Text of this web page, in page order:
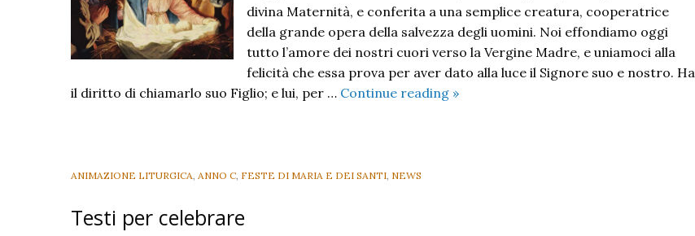
divina Maternità, e conferita a una semplice creatura, cooperatrice
della grande opera della salvezza degli uomini. Noi effondiamo oggi
tutto l’amore dei nostri cuori verso la Vergine Madre, e uniamoci alla
felicità che essa prova per aver dato alla luce il Signore suo e nostro. Ha
il diritto di chiamarlo suo Figlio; e lui, per … Continue reading Maria
»
ANIMAZIONE LITURGICA ANNO C FESTE DI MARIA E DEI SANTI NEWS
Testi per celebrare